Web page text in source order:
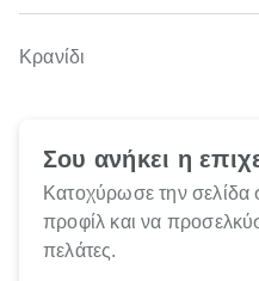
Κρανίδι
Σου ανήκει η
Κατοχύρωσε την σελίδα
προφίλ και να
πελάτες.